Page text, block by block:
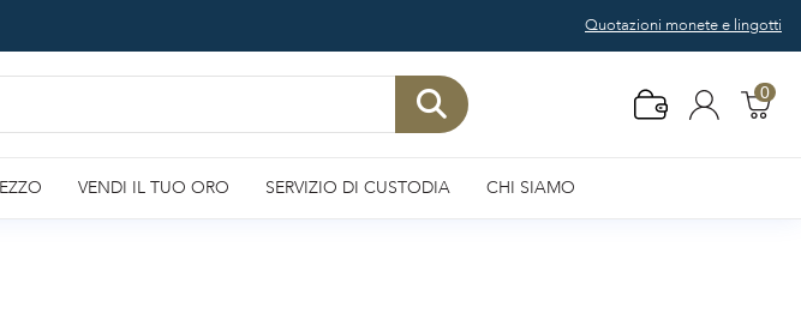
Quotazioni monete e lingotti
0
VENDI IL TUO ORO SERVIZIO DI CUSTODIA CHI SIAMO